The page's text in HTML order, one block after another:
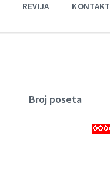
REVIJA KONTAKT
Broj poseta